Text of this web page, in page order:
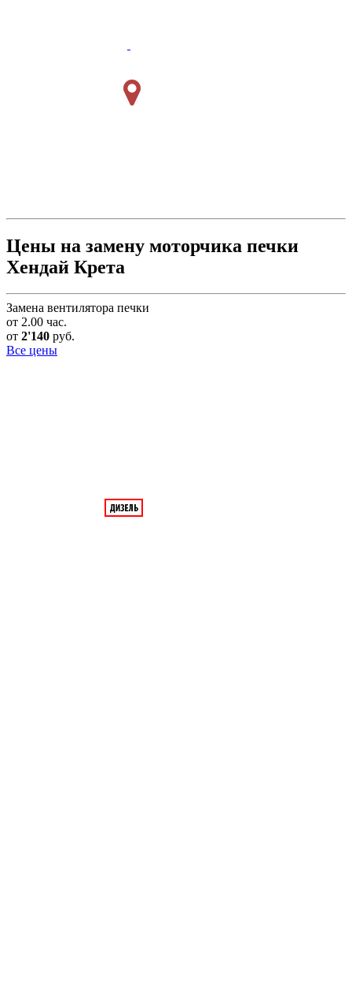
Цены на замену моторчика печки
Хендай Крета
Замена вентилятора печки
от 2.00 час.
от 2'140 руб.
Все цены